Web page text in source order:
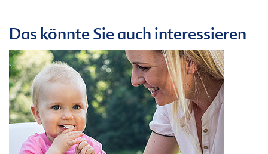
Das könnte Sie auch interessieren